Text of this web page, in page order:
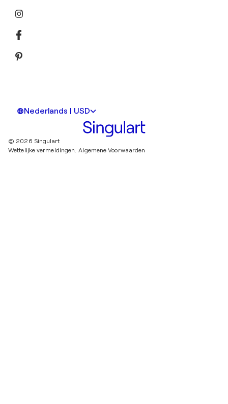
Nederlands | USD
© 2026 Singulart
Wettelijke vermeldingen. Algemene Voorwaarden